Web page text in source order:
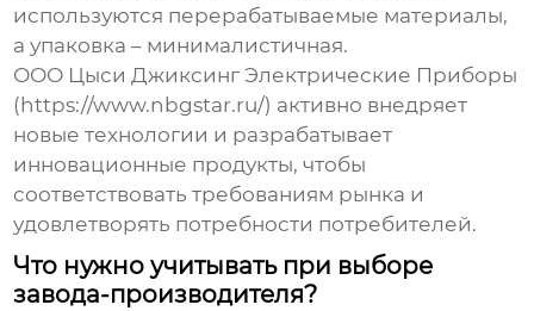
используются перерабатываемые материалы,
а упаковка – минималистичная.
ООО Цыси Джиксинг Электрические Приборы
(https://www.nbgstar.ru/) активно внедряет
новые технологии и разрабатывает
инновационные продукты, чтобы
соответствовать требованиям рынка и
удовлетворять потребности потребителей.
Что нужно учитывать при выборе
завода-производителя?